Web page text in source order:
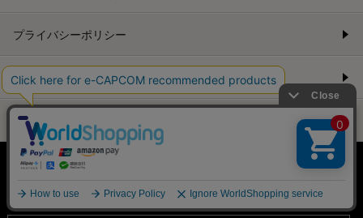
プライバシーポリシー
Cookieポリシー
会社情報
©CAPCOM